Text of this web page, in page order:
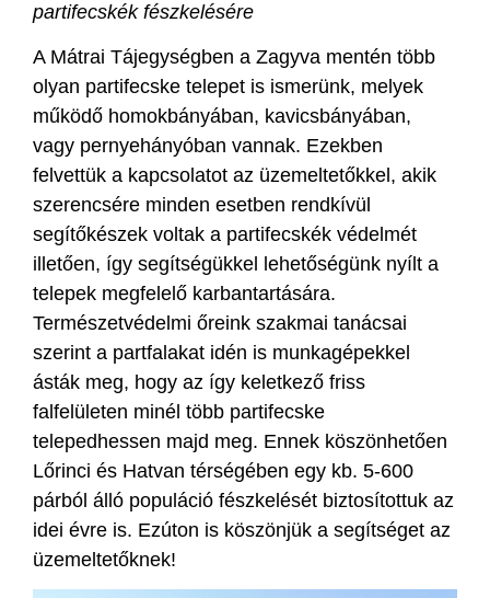
partifecskék fészkelésére
A Mátrai Tájegységben a Zagyva mentén több
olyan partifecske telepet is ismerünk, melyek
működő homokbányában, kavicsbányában,
vagy pernyehányóban vannak. Ezekben
felvettük a kapcsolatot az üzemeltetőkkel, akik
szerencsére minden esetben rendkívül
segítőkészek voltak a partifecskék védelmét
illetően, így segítségükkel lehetőségünk nyílt a
telepek megfelelő karbantartására.
Természetvédelmi őreink szakmai tanácsai
szerint a partfalakat idén is munkagépekkel
ásták meg, hogy az így keletkező friss
falfelületen minél több partifecske
telepedhessen majd meg. Ennek köszönhetően
Lőrinci és Hatvan térségében egy kb. 5-600
párból álló populáció fészkelését biztosítottuk az
idei évre is. Ezúton is köszönjük a segítséget az
üzemeltetőknek!